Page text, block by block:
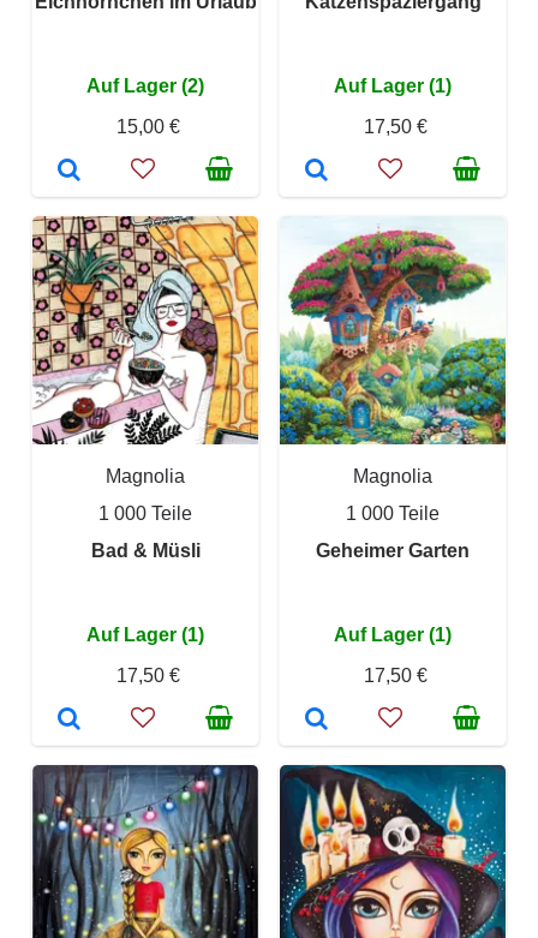
Auf Lager (2)
15,00 €
Auf Lager (1)
17,50 €
Magnolia
1 000 Teile
Bad & Müsli
Auf Lager (1)
17,50 €
Magnolia
1 000 Teile
Geheimer Garten
Auf Lager (1)
17,50 €